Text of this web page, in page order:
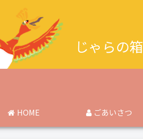
じゃらの箱
HOME ごあいさつ